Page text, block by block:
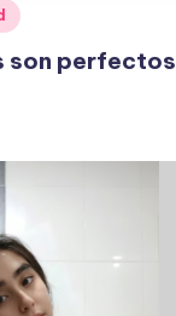
son perfectos